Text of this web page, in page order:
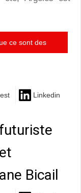
ce sont des
Linkedin
Bicail